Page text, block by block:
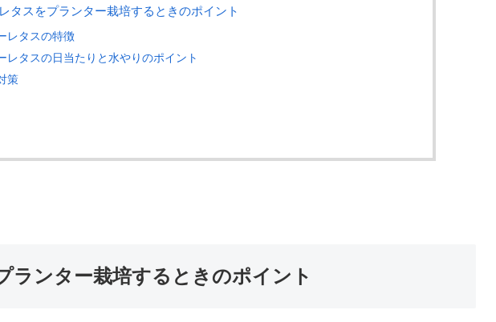
タスをプランター栽培するときのポイント
レタスの特徴
レタスの日当たりと水やりのポイント
策
ランター栽培するときのポイント